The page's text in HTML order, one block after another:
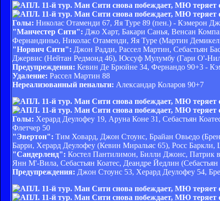
Голы: Николас Отаменди 67, Яя Туре 89 (пен.) - Кэмерон
"Манчестер Сити": Джо Харт, Бакари Санья, Венсан
Фернандиньо, Николас Отаменди, Яя Туре (Мартин
"Норвич Сити": Джон Радди, Рассел Мартин, Себастьян
Джервис (Нейтан Редмонд 46), Юссуф Мулумбу (Гари О'-
Предупреждения: Кевин Де Брюйне 34, Фернандо 90+3 -
Удаление: Рассел Мартин 88
Нереализованный пенальти: Александар Коларов 90+7
Голы: Херард Деулофеу 19, Аруна Коне 31, Себастьян
Флетчер 50
"Эвертон": Тим Ховард, Джон Стоунс, Брайан Овьедо
Барри, Херард Деулофеу (Кевин Миральяс 65), Росс
"Сандерленд": Костел Пантилимон, Билли Джонс, Патрик
Янн М'-Вила, Себастьян Коатес, Деандре Йедлин
Предупреждения: Джон Стоунс 53, Херард Деулофеу 54,